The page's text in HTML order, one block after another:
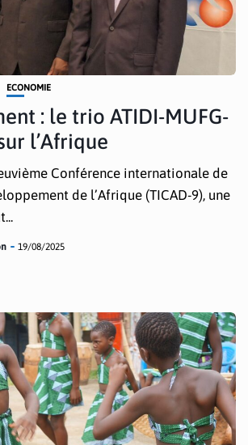
ECONOMIE
: le trio ATIDI-MUFG-
l’Afrique
Conférence internationale de
de l’Afrique (TICAD-9), une
19/08/2025